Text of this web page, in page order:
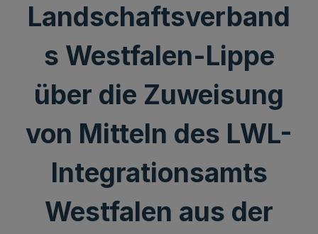
Landschaftsverband
s Westfalen-Lippe
über die Zuweisung
von Mitteln des LWL-
Integrationsamts
Westfalen aus der